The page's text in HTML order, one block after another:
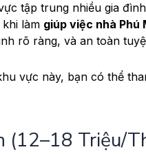
tập trung nhiều gia
làm giúp việc nhà Phú
rõ ràng, và an toàn
vực này, bạn có thể
(12–18 Triệu/